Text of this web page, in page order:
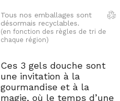
Tous nos emballages sont
désormais recyclables.
(en fonction des règles de tri de
chaque région)
Ces 3 gels douche sont
une invitation à la
gourmandise et à la
magie, où le temps d’une